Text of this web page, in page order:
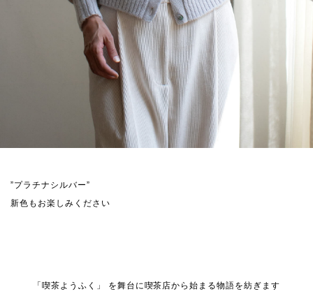
”プラチナシルバー”
新色もお楽しみください
「喫茶ようふく」 を舞台に喫茶店から始まる物語を紡ぎます